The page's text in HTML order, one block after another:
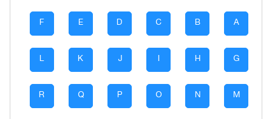
A
B
C
D
E
F
G
H
I
J
K
L
M
N
O
P
Q
R